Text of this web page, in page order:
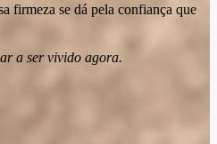
firmeza se dá pela confiança que
a ser vivido agora.